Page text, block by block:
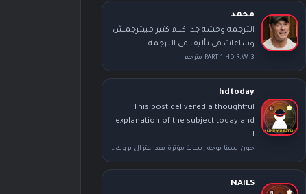
محمد
الترجمه وحشه جدا كلام كتير مبيترجمش
وساعات فى تأليف فى الترجمه
PART 1 HD R.W 3 مترجم
hdtoday
This post delivered a thoughtful
explanation of the subject today and
I...
جون سينا يوجه رسالة مؤثرة بعد اعتزال بروك ليسنر عقب عرض سمر سلام
NAILS